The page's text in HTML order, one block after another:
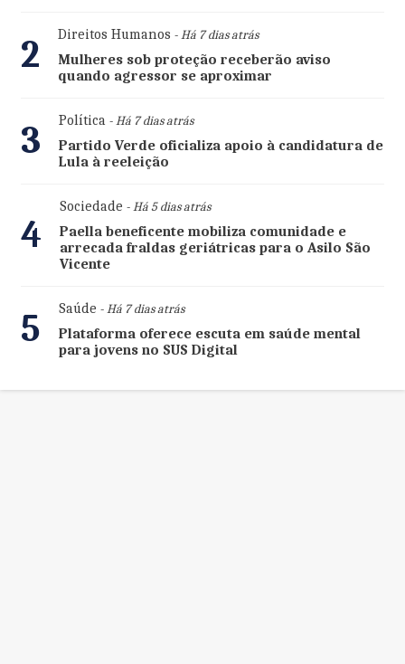
2 Direitos Humanos - Há 7 dias atrás
Mulheres sob proteção receberão aviso
quando agressor se aproximar
3 Política- Há 7 dias atrás
Partido Verde oficializa apoio à candidatura de
Lula à reeleição
4
Sociedade - Há 5 dias atrás
Paella beneficente mobiliza comunidade e
arrecada fraldas geriátricas para o Asilo São
Vicente
5 Saúde - Há 7 dias atrás
Plataforma oferece escuta em saúde mental
para jovens no SUS Digital